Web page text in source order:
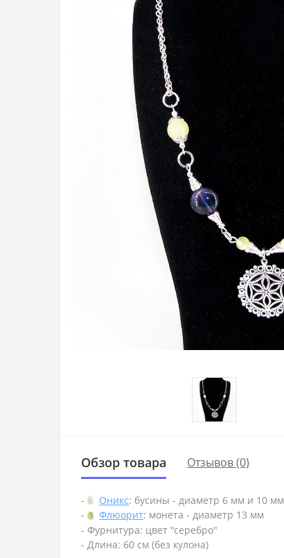
Обзор товара Отзывов (0)
- Оникс: бусины - диаметр 6 мм и 10 мм
-
Флюорит: монета - диаметр 13 мм
- Фурнитура: цвет "серебро"
- Длина: 60 см (без кулона)